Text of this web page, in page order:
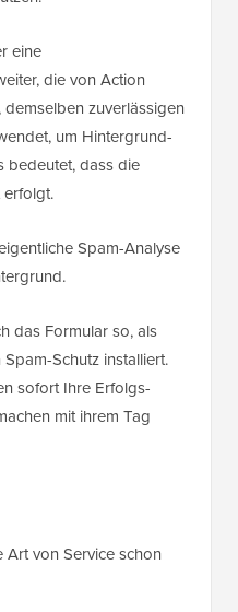
eine
die von Action
zuverlässigen
um Hintergrund-
bedeutet, dass die
Spam-Analyse
das Formular so, als
Schutz installiert.
sofort Ihre Erfolgs-
mit ihrem Tag
Art von Service schon